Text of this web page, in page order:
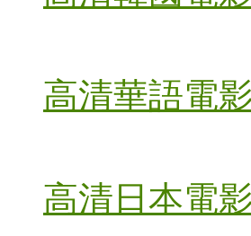
高清華語電
高清日本電